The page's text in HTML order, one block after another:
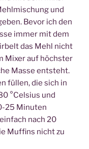
und
Bevor ich den
immer mit dem
das Mehl nicht
Mixer auf höchster
Masse entsteht.
füllen, die sich in
°Celsius und
25 Minuten
nach 20
Muffins nicht zu